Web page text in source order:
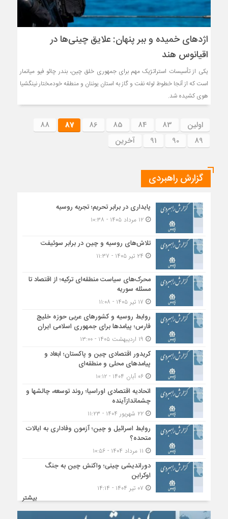
اژدهای خمیده و ببر پنهان: علایق چینی‌ها در
اقیانوس هند
یکی از تأسیسات استراتژیک مهم برای جمهوری خلق چین، بندر چائو فیو میانمار
است که از آنجا خطوط لوله نفت و گاز به استان یوننان و منطقه خودمختار نینگشیا
هوی کشیده شد.
اولین 83
84
85
86
87
88
89
90
91 آخرین
گزارش راهبردی
پایداری در برابر تحریم؛ تجربه روسیه
۱۲ مرداد ۱۴۰۵ - ۱۰:۳۸
تلاش‌های روسیه و چین در برابر سوئیفت
محرک‌های سیاست منطقه‌‎ای ترکیه؛ از اقتصاد تا
مسئله سوریه
روابط روسیه و کشورهای عربی حوزه خلیج
فارس؛ پیامدها برای جمهوری اسلامی ایران
کریدور اقتصادی چین و پاکستان؛ ابعاد و
پیامدهای محلی و منطقه‌ای
۰۶ آبان ۱۴۰۴ - ۱۰:۱۲
اتحادیه اقتصادی اوراسیا؛ روند توسعه، چالشها و
چشماندازآینده
۲۲ شهریور ۱۴۰۴ - ۱۱:۲۳
روابط اسرائیل و چین؛ آزمون وفاداری به ایالات
متحده؟
دوراندیشی چینی؛ واکنش چین به جنگ
اوکراین
بیشتر